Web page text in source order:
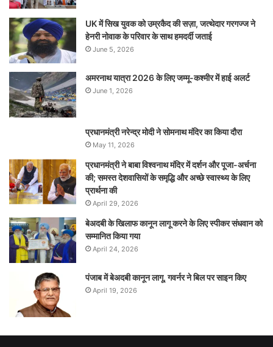
UK में सिख युवक को उम्रकैद की सज़ा, जत्थेदार गरगज्ज ने
हेनरी नोवाक के परिवार के साथ हमदर्दी जताई
June 5, 2026
अमरनाथ यात्रा 2026 के लिए जम्मू-कश्मीर में हाई अलर्ट
June 1, 2026
प्रधानमंत्री नरेन्‍द्र मोदी ने सोमनाथ मंदिर का किया दौरा
May 11, 2026
प्रधानमंत्री ने बाबा विश्वनाथ मंदिर में दर्शन और पूजा-अर्चना
की; समस्‍त देशवासियों के समृद्धि और अच्छे स्वास्थ्य के लिए
प्रार्थना की
April 29, 2026
बेअदबी के खिलाफ कानून लागू करने के लिए स्पीकर संधवान को
सम्मानित किया गया
April 24, 2026
पंजाब में बेअदबी कानून लागू, गवर्नर ने बिल पर साइन किए
April 19, 2026